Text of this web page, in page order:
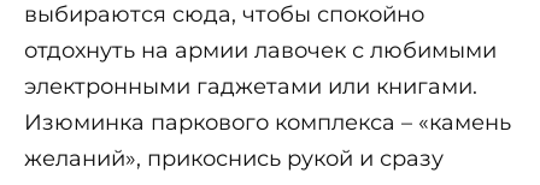
выбираются сюда, чтобы спокойно
отдохнуть на армии лавочек с любимыми
электронными гаджетами или книгами.
Изюминка паркового комплекса – «камень
желаний», прикоснись рукой и сразу